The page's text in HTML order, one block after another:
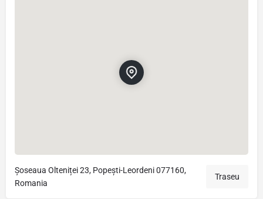
Șoseaua Olteniței 23, Popești-Leordeni 077160,
Romania
Traseu